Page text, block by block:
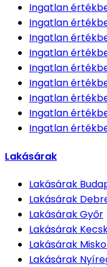
Ingatlan
Ingatlan
Ingatlan
Ingatlan
Ingatlan
Ingatlan
Ingatlan
Ingatlan
Ingatlan
Lakásárak
Lakásárak
Lakásárak
LakásárakGyőr
Lakásárak
Lakásárak
Lakásárak